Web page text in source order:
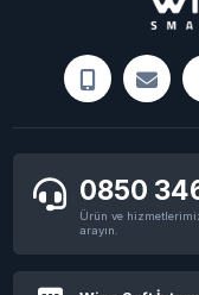
0850
Ürün ve
arayın.